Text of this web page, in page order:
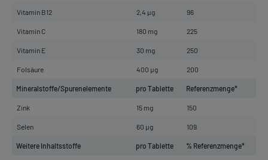
Vitamin B12 2,4 µg 96
Vitamin C 180 mg 225
Vitamin E 30 mg 250
Folsäure 400 µg 200
Mineralstoffe/Spurenelemente pro Tablette Referenzmenge*
Zink 15 mg 150
Selen 60 µg 109
Weitere Inhaltsstoffe pro Tablette % Referenzmenge*